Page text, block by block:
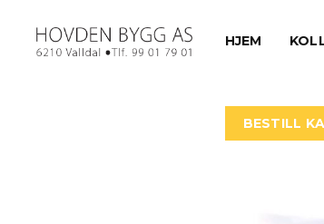
HJEM
BESTILL